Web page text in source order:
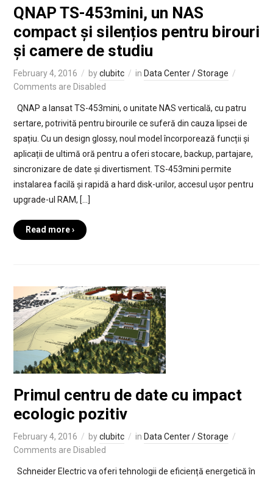
QNAP TS-453mini, un NAS
compact și silențios pentru birouri
și camere de studiu
February 4, 2016 byclubitc in Data Center / Storage
Comments are Disabled
QNAP a lansat TS-453mini, o unitate NAS verticală, cu patru
sertare, potrivită pentru birourile ce suferă din cauza lipsei de
spațiu. Cu un design glossy, noul model încorporează funcții și
aplicații de ultimă oră pentru a oferi stocare, backup, partajare,
sincronizare de date și divertisment. TS-453mini permite
instalarea facilă și rapidă a hard disk-urilor, accesul ușor pentru
upgrade-ul RAM, […]
Read more ›
Primul centru de date cu impact
ecologic pozitiv
February 4, 2016 byclubitc in Data Center / Storage
Comments are Disabled
Schneider Electric va oferi tehnologii de eficiență energetică în